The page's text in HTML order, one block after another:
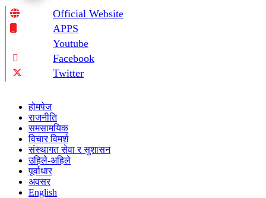
Online News Portal
Official Website
APPS
Youtube
Facebook
Twitter
होमपेज
राजनीति
समसामयिक
विचार विमर्श
संस्थागत सेवा र सुशासन
उहिले-अहिले
पूर्वाधार
अवसर
English